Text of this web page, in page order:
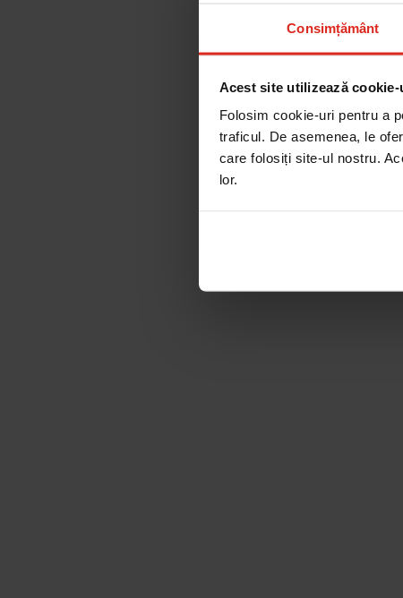
Consimțământ
Acest site utilizează cookie-
Folosim cookie-uri pentru a
traficul. De asemenea, le
care folosiți site-ul nostru.
lor.